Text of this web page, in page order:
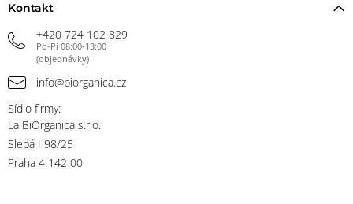
Kontakt
+420 724 102 829
Po-Pi 08:00-13:00
(objednávky)
info@biorganica.cz
Sídlo firmy:
La BiOrganica s.r.o.
Slepá I 98/25
Praha 4 142 00